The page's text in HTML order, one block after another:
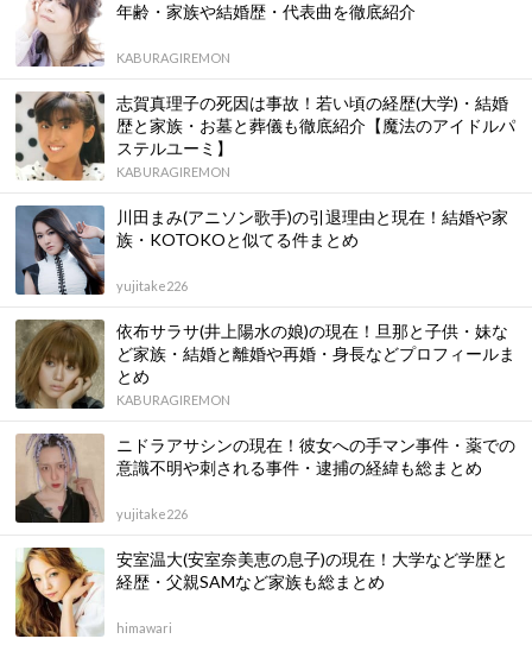
年齢・家族や結婚歴・代表曲を徹底紹介
KABURAGIREMON
志賀真理子の死因は事故！若い頃の経歴(大学)・結婚
歴と家族・お墓と葬儀も徹底紹介【魔法のアイドルパ
ステルユーミ】
KABURAGIREMON
川田まみ(アニソン歌手)の引退理由と現在！結婚や家
族・KOTOKOと似てる件まとめ
yujitake226
依布サラサ(井上陽水の娘)の現在！旦那と子供・妹な
ど家族・結婚と離婚や再婚・身長などプロフィールま
とめ
KABURAGIREMON
ニドラアサシンの現在！彼女への手マン事件・薬での
意識不明や刺される事件・逮捕の経緯も総まとめ
yujitake226
安室温大(安室奈美恵の息子)の現在！大学など学歴と
経歴・父親SAMなど家族も総まとめ
himawari